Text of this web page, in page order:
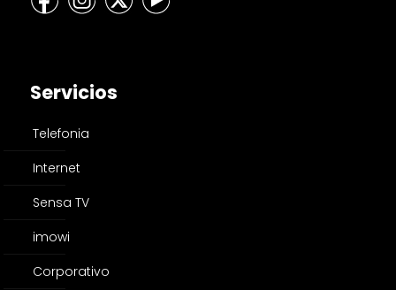
Servicios
Telefonia
Internet
Sensa TV
imowi
Corporativo